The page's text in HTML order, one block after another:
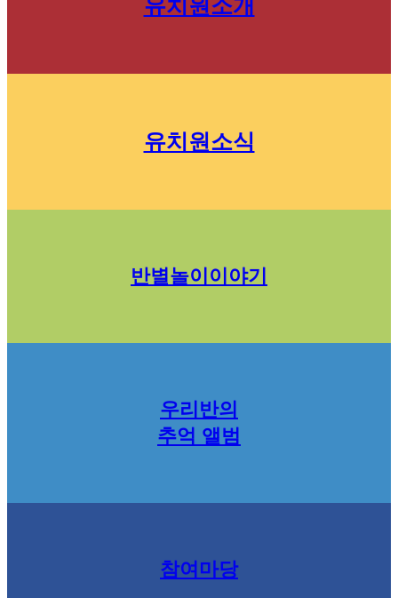
유치원소개
유치원소식
반별놀이이야기
우리반의
추억 앨범
참여마당